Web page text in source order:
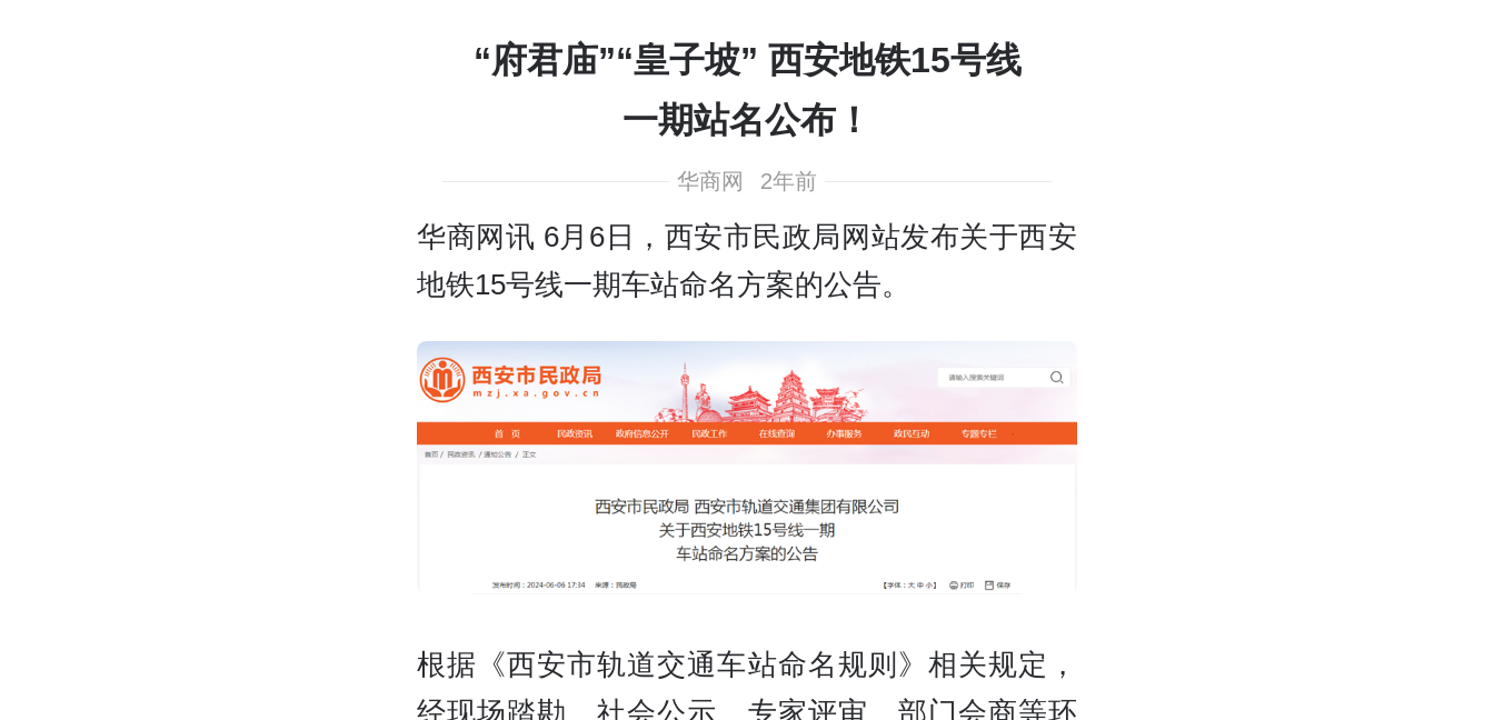
“府君庙”“皇子坡” 西安地铁15号线
一期站名公布！
华商网 2年前
华商网讯 6月6日，西安市民政局网站发布关于西安
地铁15号线一期车站命名方案的公告。
根据《西安市轨道交通车站命名规则》相关规定，
经现场踏勘、社会公示、专家评审、部门会商等环